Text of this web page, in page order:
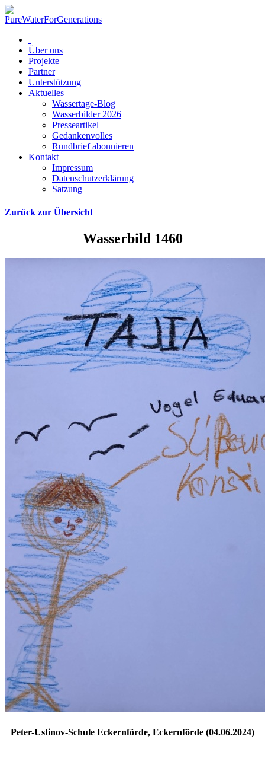
Über uns
Projekte
Partner
Unterstützung
Aktuelles
Wassertage-Blog
Wasserbilder 2026
Presseartikel
Gedankenvolles
Rundbrief abonnieren
Kontakt
Impressum
Datenschutzerklärung
Satzung
Zurück zur Übersicht
Wasserbild 1460
Peter-Ustinov-Schule Eckernförde, Eckernförde (04.06.2024)